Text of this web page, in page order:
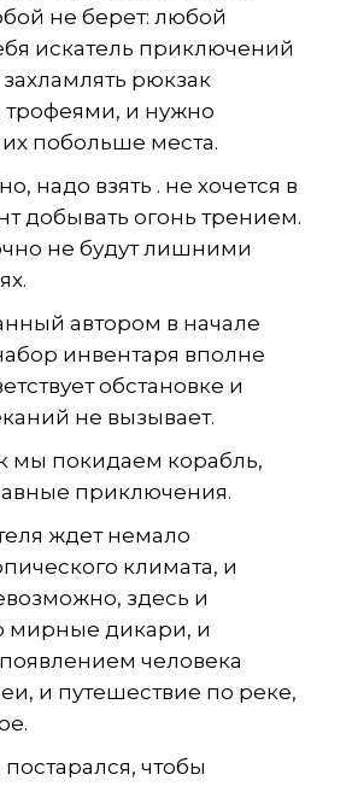
не берет: любой
искатель приключений
рюкзак
и нужно
побольше места.
надо взять . не хочется в
добывать огонь трением.
не будут лишними
автором в начале
инвентаря вполне
обстановке и
не вызывает.
мы покидаем корабль,
приключения.
ждет немало
климата, и
здесь и
мирные дикари, и
человека
и путешествие по реке,
чтобы